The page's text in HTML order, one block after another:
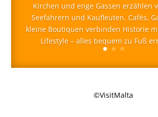
Kirchen und enge Gassen erzählen
Seefahrern und Kaufleuten. Cafés,
kleine Boutiquen verbinden Historie
Lifestyle – alles bequem zu Fuß
©VisitMalta